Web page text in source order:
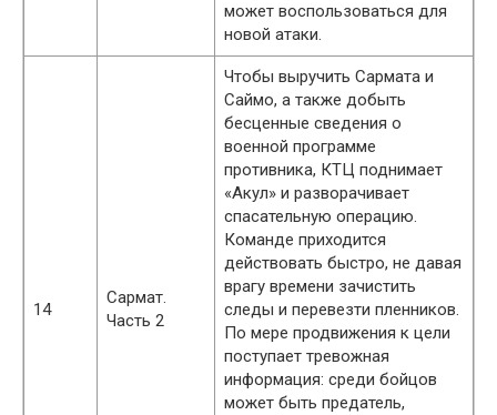
может воспользоваться для
новой атаки.
14
Сармат.
Часть 2
Чтобы выручить Сармата и
Саймо, а также добыть
бесценные сведения о
военной программе
противника, КТЦ поднимает
«Акул» и разворачивает
спасательную операцию.
Команде приходится
действовать быстро, не давая
врагу времени зачистить
следы и перевезти пленников.
По мере продвижения к цели
поступает тревожная
информация: среди бойцов
может быть предатель,